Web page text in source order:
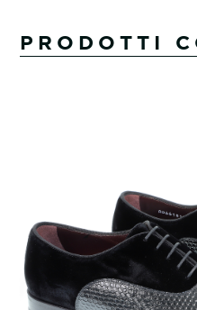
PRODOTTI